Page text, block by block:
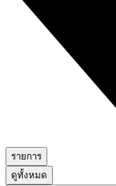
รายการ
ดูทั้งหมด